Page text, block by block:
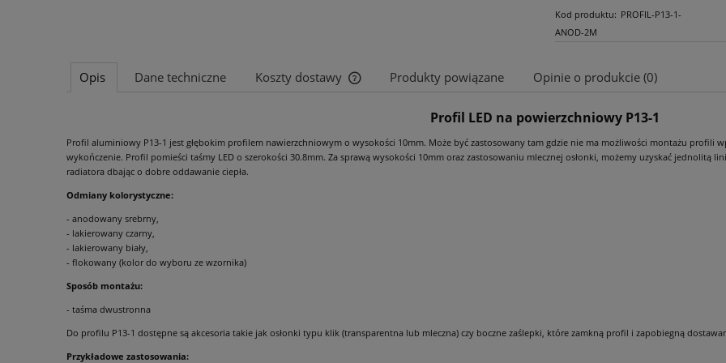
Kod produktu: PROFIL-P13-1-
ANOD-2M
Opis Dane techniczne Koszty dostawy
Cena nie zawiera ewentualnych kosztów
płatności
Produkty powiązane Opinie o produkcie (0)
Profil LED na powierzchniowy P13-1
Profil aluminiowy P13-1 jest głębokim profilem nawierzchniowym o wysokości 10mm. Może być zastosowany tam gdzie nie ma możliwości montażu profili
wykończenie. Profil pomieści taśmy LED o szerokości 30.8mm. Za sprawą wysokości 10mm oraz zastosowaniu mlecznej osłonki, możemy uzyskać jednolitą
radiatora dbając o dobre oddawanie ciepła.
Odmiany kolorystyczne:
- anodowany srebrny,
- lakierowany czarny,
- lakierowany biały,
- flokowany (kolor do wyboru ze wzornika)
Sposób montażu:
- taśma dwustronna
Do profilu P13-1 dostępne są akcesoria takie jak osłonki typu klik (transparentna lub mleczna) czy boczne zaślepki, które zamkną profil i zapobiegną
Przykładowe zastosowania: